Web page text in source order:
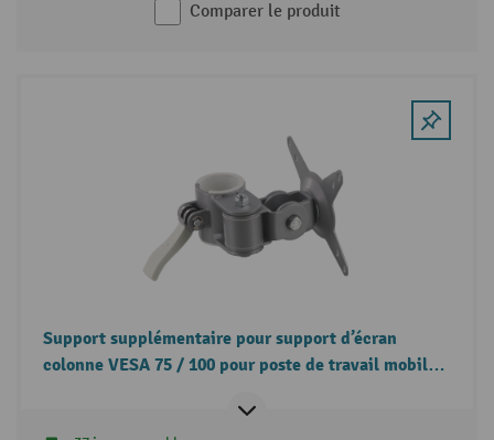
Comparer le produit
Support supplémentaire pour support d’écran
colonne VESA 75 / 100 pour poste de travail mobile